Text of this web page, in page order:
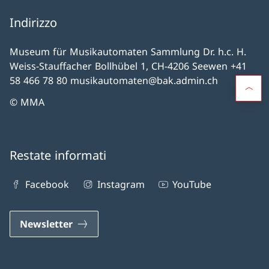
Indirizzo
Museum für Musikautomaten Sammlung Dr. h.c. H.
Weiss-Stauffacher Bollhübel 1, CH-4206 Seewen +41
58 466 78 80 musikautomaten@bak.admin.ch
© MMA
Restate informati
Facebook Instagram YouTube
Newsletter